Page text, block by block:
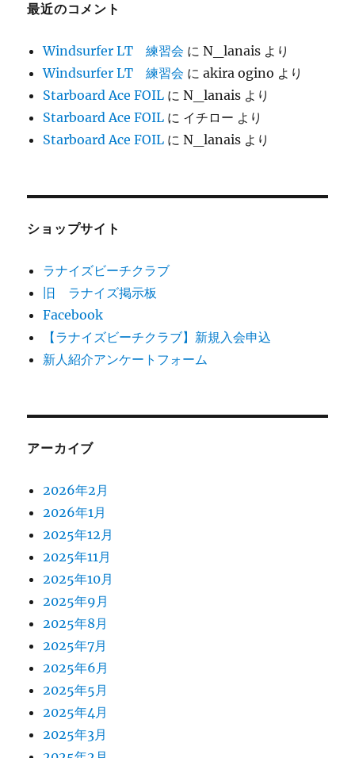
最近のコメント
Windsurfer LT 練習会 にN_lanais より
Windsurfer LT 練習会 にakira ogino より
Starboard Ace FOIL にN_lanais より
Starboard Ace FOIL に イチロー より
Starboard Ace FOIL にN_lanais より
ショップサイト
ラナイズビーチクラブ
旧 ラナイズ掲示板
Facebook
【ラナイズビーチクラブ】新規入会申込
新人紹介アンケートフォーム
アーカイブ
2026年2月
2026年1月
2025年12月
2025年11月
2025年10月
2025年9月
2025年8月
2025年7月
2025年6月
2025年5月
2025年4月
2025年3月